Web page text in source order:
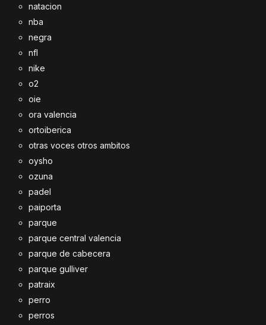
natacion
nba
negra
nfl
nike
o2
oie
ora valencia
ortoiberica
otras voces otros ambitos
oysho
ozuna
padel
paiporta
parque
parque central valencia
parque de cabecera
parque gulliver
patraix
perro
perros